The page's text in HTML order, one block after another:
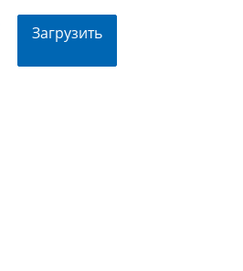
Загрузить